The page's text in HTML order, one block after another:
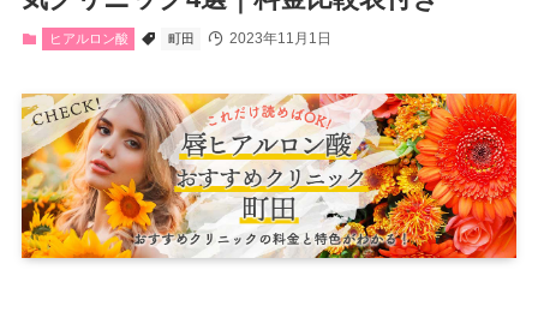
ヒアルロン酸 町田 2023年11月1日